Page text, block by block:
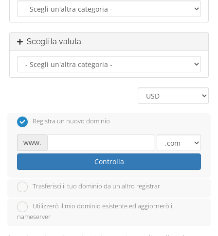
Scegli la valuta
Registra un nuovo dominio
www.
Controlla
Trasferisci il tuo dominio da un altro registrar
Utilizzerò il mio dominio esistente ed aggiornerò i
nameserver